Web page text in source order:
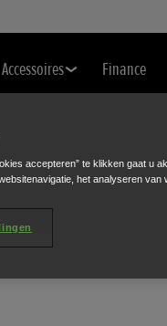
Accessoires Finance
met je
accepteren” te klikken gaat u
het analyseren van